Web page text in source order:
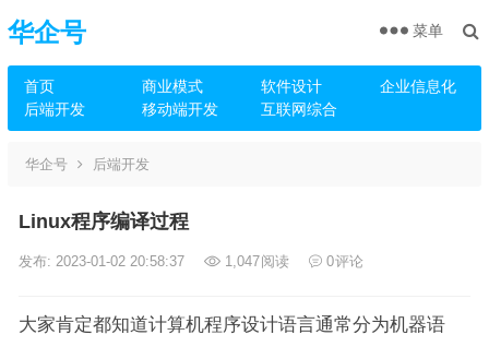
华企号
首页 商业模式 软件设计
企业信息化
后端开发
移动端开发 互联网综合
菜单
华企号 后端开发
Linux程序编译过程
发布: 2023-01-02 20:58:37 1,047阅读 0评论
大家肯定都知道计算机程序设计语言通常分为机器语